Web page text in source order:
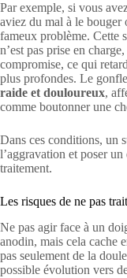
Par exemple, si vous
aviez du mal à le bouger
fameux problème. Cette
n’est pas prise en
compromise, ce qui
plus profondes. Le
raide et douloureux,
comme boutonner une
Dans ces conditions, un
l’aggravation et poser
traitement.
Les risques de ne pas
Ne pas agir face à un
anodin, mais cela cache
pas seulement de la
possible évolution vers